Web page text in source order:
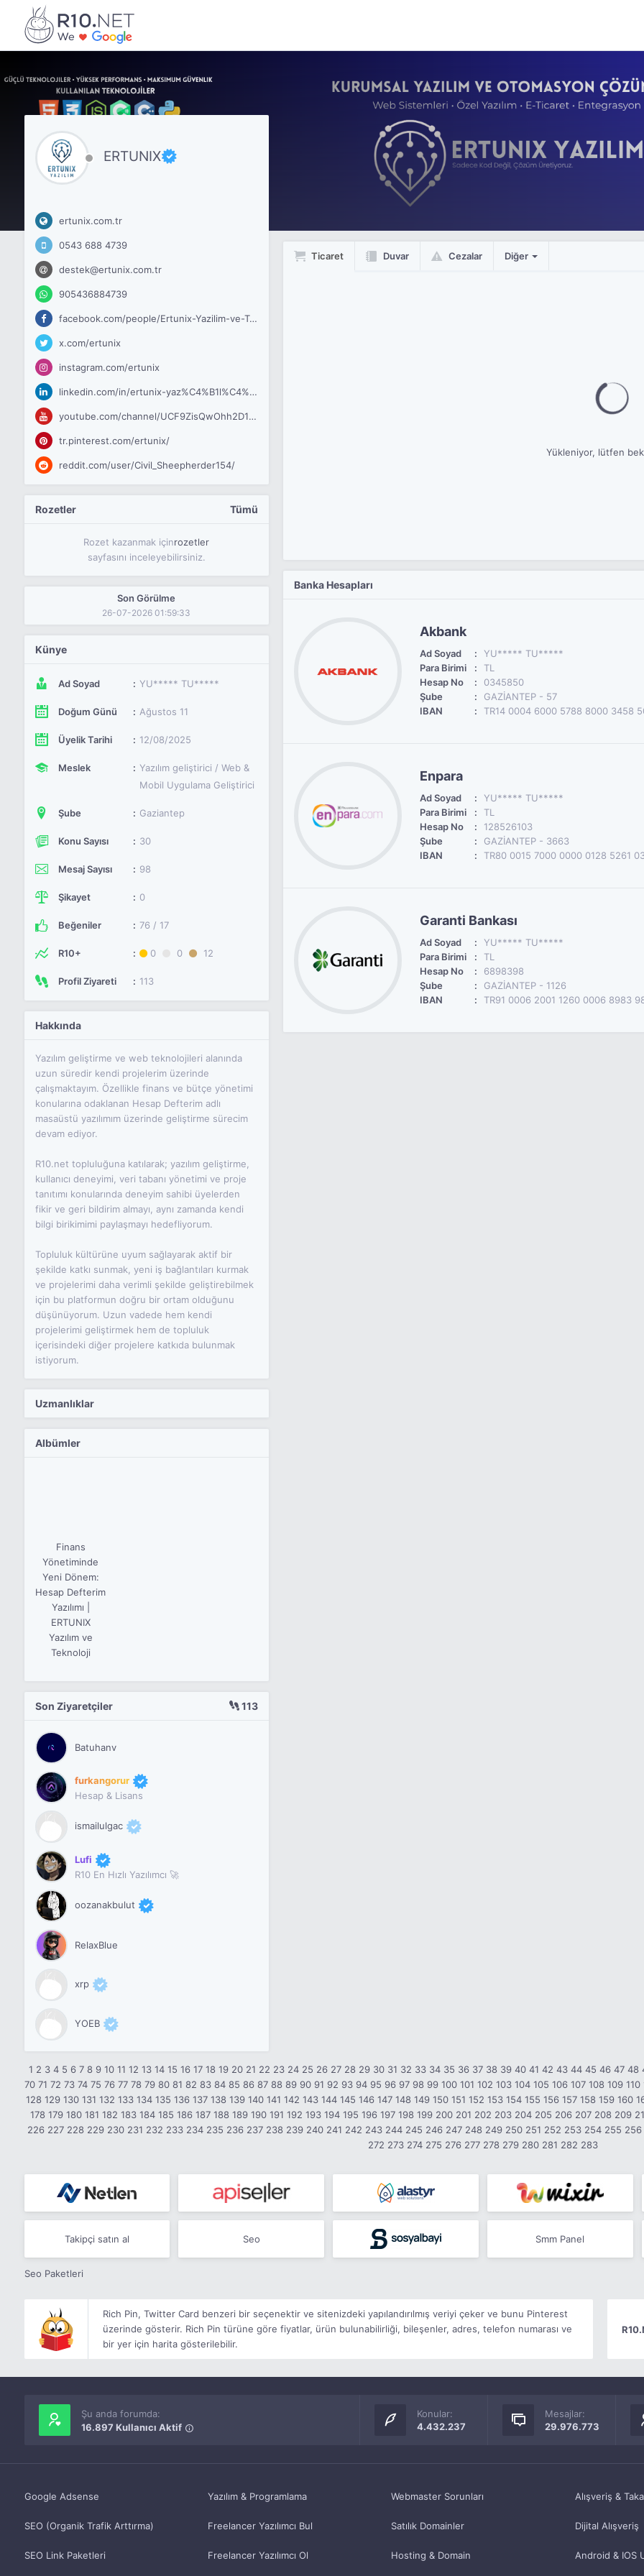
ERTUNIX
ertunix.com.tr
0543 688 4739
destek@ertunix.com.tr
905436884739
facebook.com/people/Ertunix-Yazilim-ve-Teknoloji/61579459644768/?ref=_xav_ig_profile_page_web#
x.com/ertunix
instagram.com/ertunix
linkedin.com/in/ertunix-yaz%C4%B1l%C4%B1m-ve-teknoloji/
youtube.com/channel/UCF9ZisQwOhh2D1VCjtv46UA
tr.pinterest.com/ertunix/
reddit.com/user/Civil_Sheepherder154/
Rozetler Tümü
Rozet kazanmak içinrozetler
sayfasını inceleyebilirsiniz.
Son Görülme
26-07-2026 01:59:33
Künye
Ad Soyad YU***** TU*****
Doğum Günü Ağustos 11
Üyelik Tarihi 12/08/2025
Meslek
Yazılım geliştirici / Web &
Mobil Uygulama Geliştirici
Şube Gaziantep
Konu Sayısı 30
Mesaj Sayısı 98
Şikayet 0
Beğeniler 76 / 17
R10+ 0 0 12
Profil Ziyareti 113
Hakkında
Yazılım geliştirme ve web teknolojileri alanında
uzun süredir kendi projelerim üzerinde
çalışmaktayım. Özellikle finans ve bütçe yönetimi
konularına odaklanan Hesap Defterim adlı
masaüstü yazılımım üzerinde geliştirme sürecim
devam ediyor.
R10.net topluluğuna katılarak; yazılım geliştirme,
kullanıcı deneyimi, veri tabanı yönetimi ve proje
tanıtımı konularında deneyim sahibi üyelerden
fikir ve geri bildirim almayı, aynı zamanda kendi
bilgi birikimimi paylaşmayı hedefliyorum.
Topluluk kültürüne uyum sağlayarak aktif bir
şekilde katkı sunmak, yeni iş bağlantıları kurmak
ve projelerimi daha verimli şekilde geliştirebilmek
için bu platformun doğru bir ortam olduğunu
düşünüyorum. Uzun vadede hem kendi
projelerimi geliştirmek hem de topluluk
içerisindeki diğer projelere katkıda bulunmak
istiyorum.
Uzmanlıklar
Albümler
Finans
Yönetiminde
Yeni Dönem:
Hesap Defterim
Yazılımı |
ERTUNIX
Yazılım ve
Teknoloji
Son Ziyaretçiler 113
Batuhanv
furkangorur
Hesap & Lisans
ismailulgac
Lufi
R10 En Hızlı Yazılımcı 🚀
oozanakbulut
RelaxBlue
xrp
YOEB
Ticaret Duvar Cezalar Diğer
Yükleniyor, lütfen
Banka Hesapları
Akbank
Ad Soyad
YU***** TU*****
Para Birimi
TL
Hesap No
0345850
Şube
GAZİANTEP - 57
IBAN
TR14 0004 6000 5788 8000 3458
Enpara
Ad Soyad
YU***** TU*****
Para Birimi
TL
Hesap No
128526103
Şube
GAZİANTEP - 3663
IBAN
TR80 0015 7000 0000 0128 5261
Garanti Bankası
Ad Soyad
YU***** TU*****
Para Birimi
TL
Hesap No
6898398
Şube
GAZİANTEP - 1126
IBAN
TR91 0006 2001 1260 0006 8983
1 2 3 4 5 6 7 8 9 10 11 12 13 14 15 16 17 18 19 20 21 22 23 24 25 26 27 28 29 30 31 32 33 34 35 36 37 38 39 40 41 42 43 44 45 46 47 48
70 71 72 73 74 75 76 77 78 79 80 81 82 83 84 85 86 87 88 89 90 91 92 93 94 95 96 97 98 99 100 101 102 103 104 105 106 107 108 109 110
128 129 130 131 132 133 134 135 136 137 138 139 140 141 142 143 144 145 146 147 148 149 150 151 152 153 154 155 156 157 158 159 160
178 179 180 181 182 183 184 185 186 187 188 189 190 191 192 193 194 195 196 197 198 199 200 201 202 203 204 205 206 207 208 209
226 227 228 229 230 231 232 233 234 235 236 237 238 239 240 241 242 243 244 245 246 247 248 249 250 251 252 253 254 255 256
272 273 274 275 276 277 278 279 280 281 282 283
Takipçi satın al Seo Smm Panel
Seo Paketleri
Rich Pin, Twitter Card benzeri bir seçenektir ve sitenizdeki yapılandırılmış veriyi çeker ve bunu Pinterest
üzerinde gösterir. Rich Pin türüne göre fiyatlar, ürün bulunabilirliği, bileşenler, adres, telefon numarası ve
bir yer için harita gösterilebilir.
Şu anda forumda:
16.897 Kullanıcı Aktif
Konular:
4.432.237
Mesajlar:
29.976.773
Google Adsense
SEO (Organik Trafik Arttırma)
SEO Link Paketleri
Yazılım & Programlama
Freelancer Yazılımcı Bul
Freelancer Yazılımcı Ol
Webmaster Sorunları
Satılık Domainler
Hosting & Domain
Alışveriş &
Dijital Alışveriş
Android & IOS